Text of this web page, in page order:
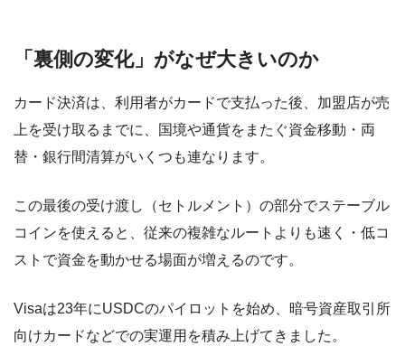
「裏側の変化」がなぜ大きいのか
カード決済は、利用者がカードで支払った後、加盟店が売
上を受け取るまでに、国境や通貨をまたぐ資金移動・両
替・銀行間清算がいくつも連なります。
この最後の受け渡し（セトルメント）の部分でステーブル
コインを使えると、従来の複雑なルートよりも速く・低コ
ストで資金を動かせる場面が増えるのです。
Visaは23年にUSDCのパイロットを始め、暗号資産取引所
向けカードなどでの実運用を積み上げてきました。